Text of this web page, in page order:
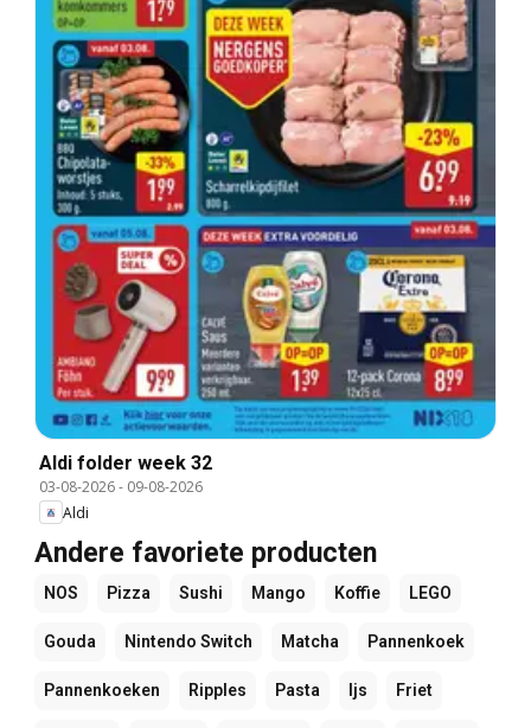
Aldi folder week 32
03-08-2026- 09-08-2026
Aldi
Andere favoriete producten
NOS Pizza Sushi Mango Koffie LEGO
Gouda Nintendo Switch Matcha Pannenkoek
Pannenkoeken Ripples Pasta Ijs Friet